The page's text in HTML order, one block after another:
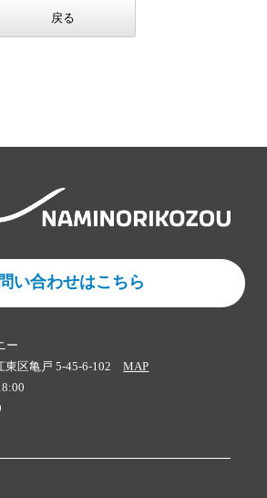
戻る
い合わせはこちら
ー
東区亀戸 5-45-6-102MAP